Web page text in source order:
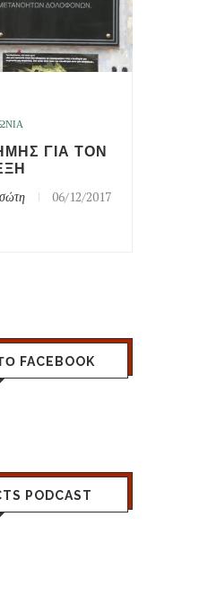
ΓΙΑ ΤΟΝ
06/12/2017
FACEBOOK
PODCAST